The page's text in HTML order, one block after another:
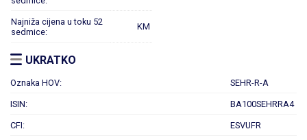
Najniža cijena u toku 52
sedmice:
KM
UKRATKO
Oznaka HOV: SEHR-R-A
ISIN: BA100SEHRRA4
CFI: ESVUFR